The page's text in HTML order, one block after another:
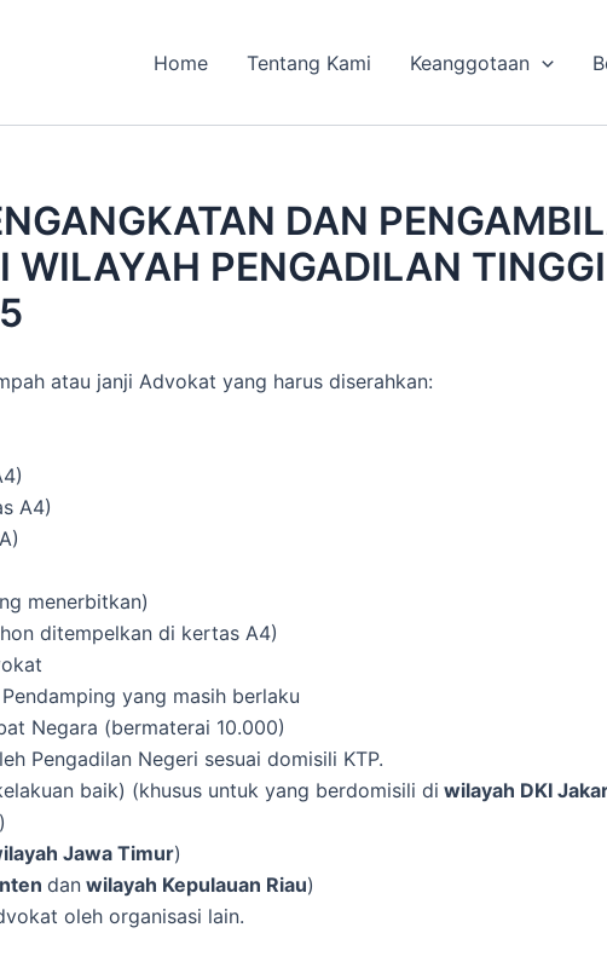
Home Tentang Kami Keanggotaan
DAN
PENGADILAN
atau janji Advokat yang harus diserahkan:
A4)
menerbitkan)
ditempelkan di kertas A4)
yang masih berlaku
Negara (bermaterai 10.000)
Pengadilan Negeri sesuai domisili KTP.
baik) (khusus untuk yang berdomisili di wilayah DKI
)
Jawa Timur)
dan wilayah Kepulauan Riau)
oleh organisasi lain.